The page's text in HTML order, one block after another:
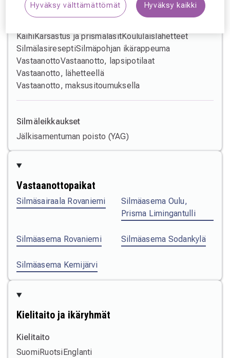
Silmäsairaudet
KaihiKarsastus ja prismalasitKoululaislähetteet
SilmälasireseptiSilmäpohjan ikärappeuma
VastaanottoVastaanotto, lapsipotilaat
Vastaanotto, lähetteellä
Vastaanotto, maksusitoumuksella
Silmäleikkaukset
Jälkisamentuman poisto (YAG)
Vastaanottopaikat
Silmäsairaala Rovaniemi
Silmäasema Oulu,
Prisma Limingantulli
Silmäasema Rovaniemi Silmäasema Sodankylä
Silmäasema Kemijärvi
Kielitaito ja ikäryhmät
Kielitaito
SuomiRuotsiEnglanti
Hyväksy välttämättömät Hyväksy kaikki